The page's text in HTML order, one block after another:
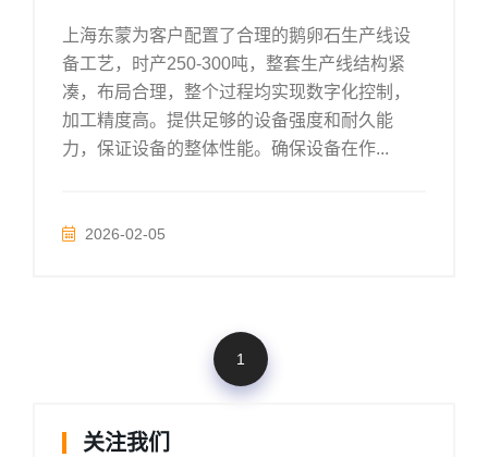
上海东蒙为客户配置了合理的鹅卵石生产线设
备工艺，时产250-300吨，整套生产线结构紧
凑，布局合理，整个过程均实现数字化控制，
加工精度高。提供足够的设备强度和耐久能
力，保证设备的整体性能。确保设备在作...
2026-02-05
1
关注我们